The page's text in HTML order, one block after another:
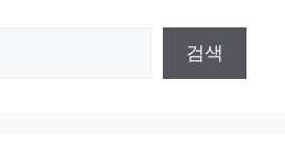
검색